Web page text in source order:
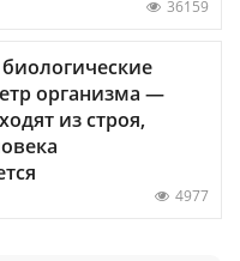
36159
организма —
из строя,
4977